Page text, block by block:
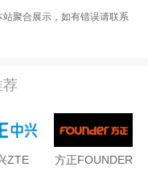
站聚合展示，如有错误请联系
ZTE 方正FOUNDER